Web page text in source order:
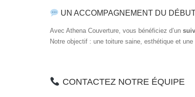
UN ACCOMPAGNEMENT DU
Avec Athena Couverture, vous bénéficiez d’un
Notre objectif : une toiture saine, esthétique et une
CONTACTEZ NOTRE ÉQUIPE